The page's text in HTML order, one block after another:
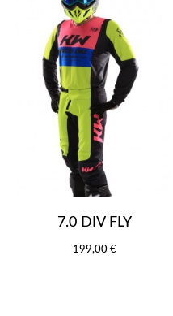
7.0 DIV FLY
199,00 €